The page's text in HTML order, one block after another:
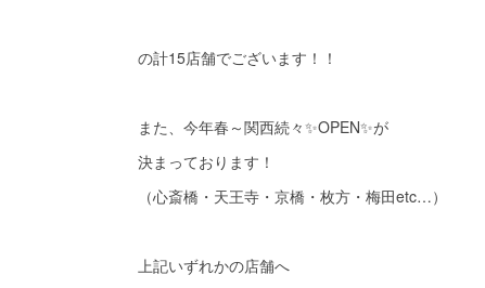
の計15店舗でございます！！
また、今年春～関西続々✨OPEN✨が
決まっております！
（心斎橋・天王寺・京橋・枚方・梅田etc…）
上記いずれかの店舗へ